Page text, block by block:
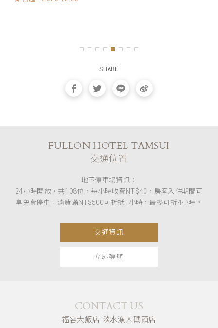
SHARE
FULLON HOTEL TAMSUI
交通位置
地下停車場資訊：
24小時開放，共108位，每小時收費NT$40，房客入住期間可
享免費停車，消費滿NT$500可折抵1小時，最多可折4小時。
交通資訊
立即導航
CONTACT US
福容大飯店 淡水漁人碼頭店